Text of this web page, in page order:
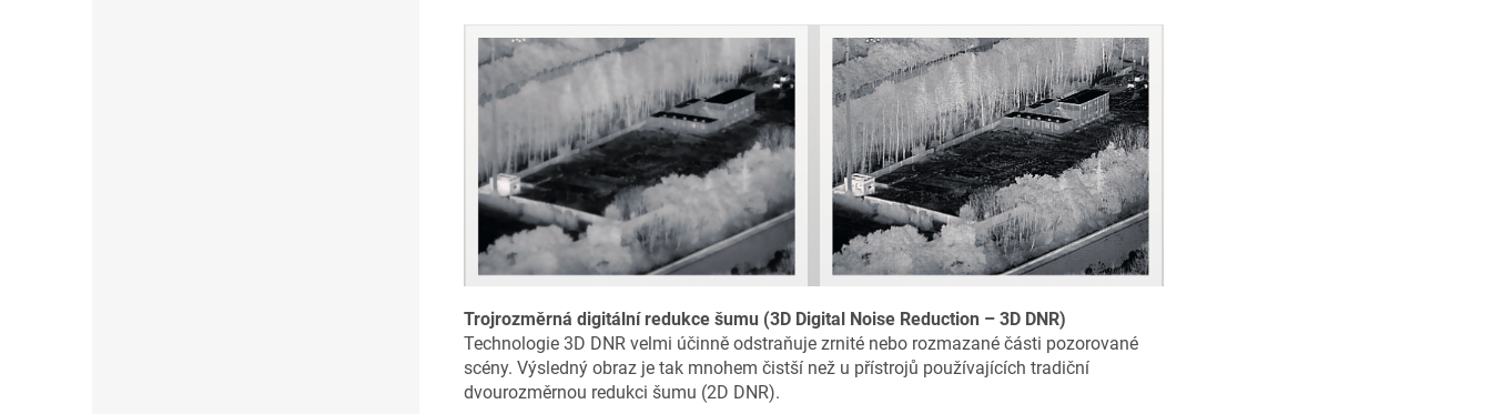
Trojrozměrná digitální redukce šumu (3D Digital Noise Reduction – 3D DNR)
Technologie 3D DNR velmi účinně odstraňuje zrnité nebo rozmazané části pozorované
scény. Výsledný obraz je tak mnohem čistší než u přístrojů používajících tradiční
dvourozměrnou redukci šumu (2D DNR).